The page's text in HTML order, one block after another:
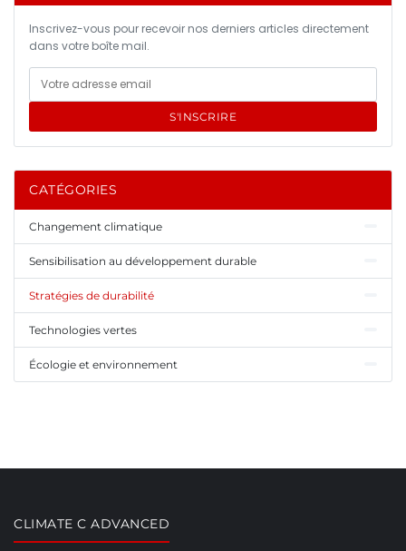
Inscrivez-vous pour recevoir nos derniers articles directement
dans votre boîte mail.
S'INSCRIRE
CATÉGORIES
Changement climatique
Sensibilisation au développement durable
Stratégies de durabilité
Technologies vertes
Écologie et environnement
CLIMATE C ADVANCED